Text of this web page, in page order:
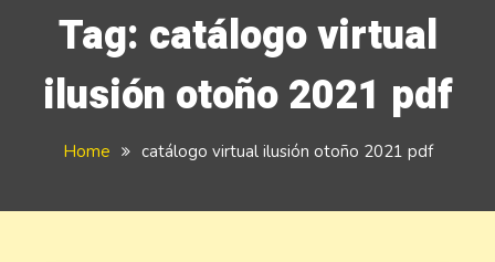
Tag: catálogo virtual
ilusión otoño 2021 pdf
Home catálogo virtual ilusión otoño 2021 pdf